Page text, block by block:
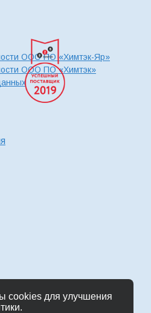
ООО ПО «Химтэк-Яр»
ООО ПО «Химтэк»
cookies для улучшения